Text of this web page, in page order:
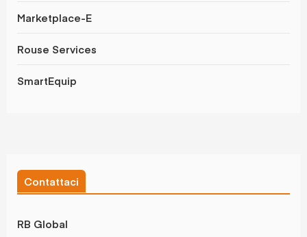
Marketplace-E
Rouse Services
SmartEquip
Contattaci
RB Global